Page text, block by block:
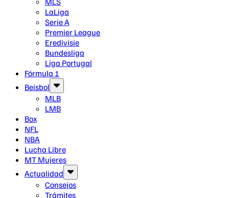
LaLiga
Serie A
Premier League
Eredivisie
Bundesliga
Liga Portugal
Fórmula 1
Beisbol
MLB
LMB
Box
NFL
NBA
Lucha Libre
MT Mujeres
Actualidad
Consejos
Trámites